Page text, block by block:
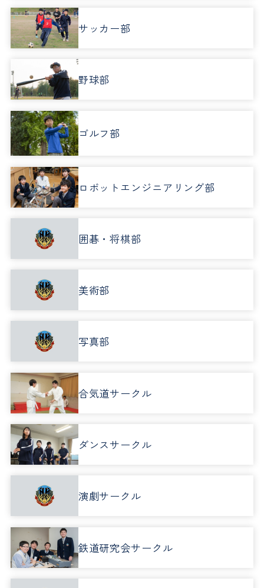
サッカー部
野球部
ゴルフ部
ロボットエンジニアリング部
囲碁・将棋部
美術部
写真部
合気道サークル
ダンスサークル
演劇サークル
鉄道研究会サークル